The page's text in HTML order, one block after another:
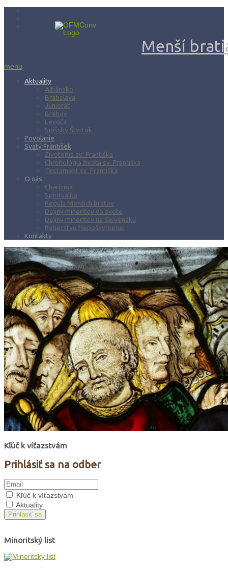
Menší
menu
Aktuality
Albánsko
Bratislava
Juniorát
Brehov
Levoča
Spišský Štvrtok
Povolanie
Svätý František
Životopis sv. Františka
Chronológia života sv. Františka
Testament sv. Františka
O nás
Charizma
Spiritualita
Regula Menších bratov
Dejiny minoritov vo svete
Dejiny minoritov na Slovensku
Rytierstvo Nepoškvrnenej
Kontakty
Kľúč k víťazstvám
Prihlásiť sa na odber
Kľúč k víťazstvám
Aktuality
Prihlásiť sa
Minoritský list